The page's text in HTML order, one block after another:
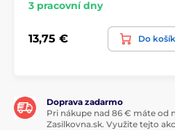
3 pracovní dny
13,75 € Do
Doprava zadarmo
Pri nákupe nad 86 € máte od
Zasilkovna.sk. Využite tejto